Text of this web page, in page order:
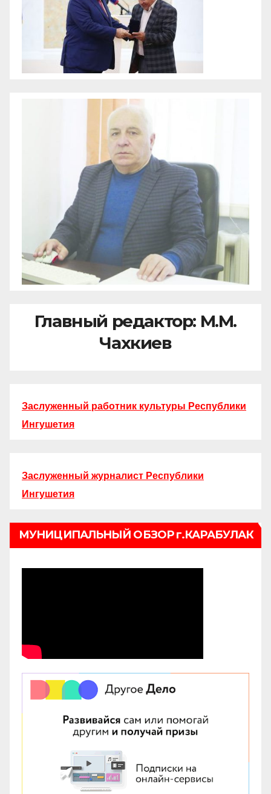
Главный редактор: М.М.
Чахкиев
Заслуженный работник культуры Республики
Ингушетия
Заслуженный журналист Республики
Ингушетия
МУНИЦИПАЛЬНЫЙ ОБЗОР г.КАРАБУЛАК